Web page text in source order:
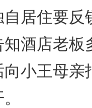
居住要反
酒店老板
小王母亲